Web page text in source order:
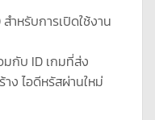
สำหรับการเปิดใช้งาน
มกับ ID เกมที่ส่ง
ง ไอดีหรัสผ่านใหม่